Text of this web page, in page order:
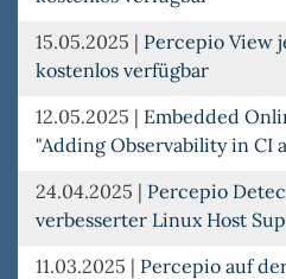
15.05.2025 | Percepio View
kostenlos verfügbar
12.05.2025 | Embedded
"Adding Observability in CI
24.04.2025 | Percepio
verbesserter Linux Host
11.03.2025 | Percepio auf